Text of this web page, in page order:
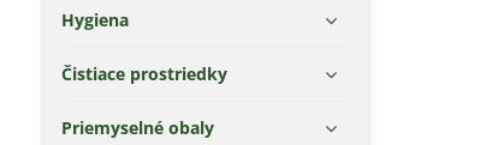
Hygiena
Čistiace prostriedky
Priemyselné obaly